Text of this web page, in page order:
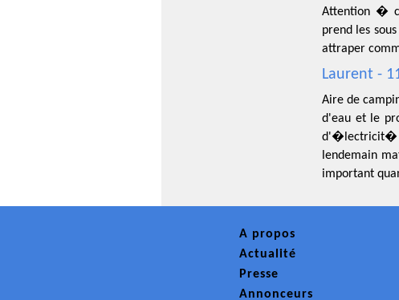
Attention �
prend les
attraper
Laurent -
Aire de
d'eau et le
d'�lectricit�
lendemain
important
A propos
Actualité
Presse
Annonceurs